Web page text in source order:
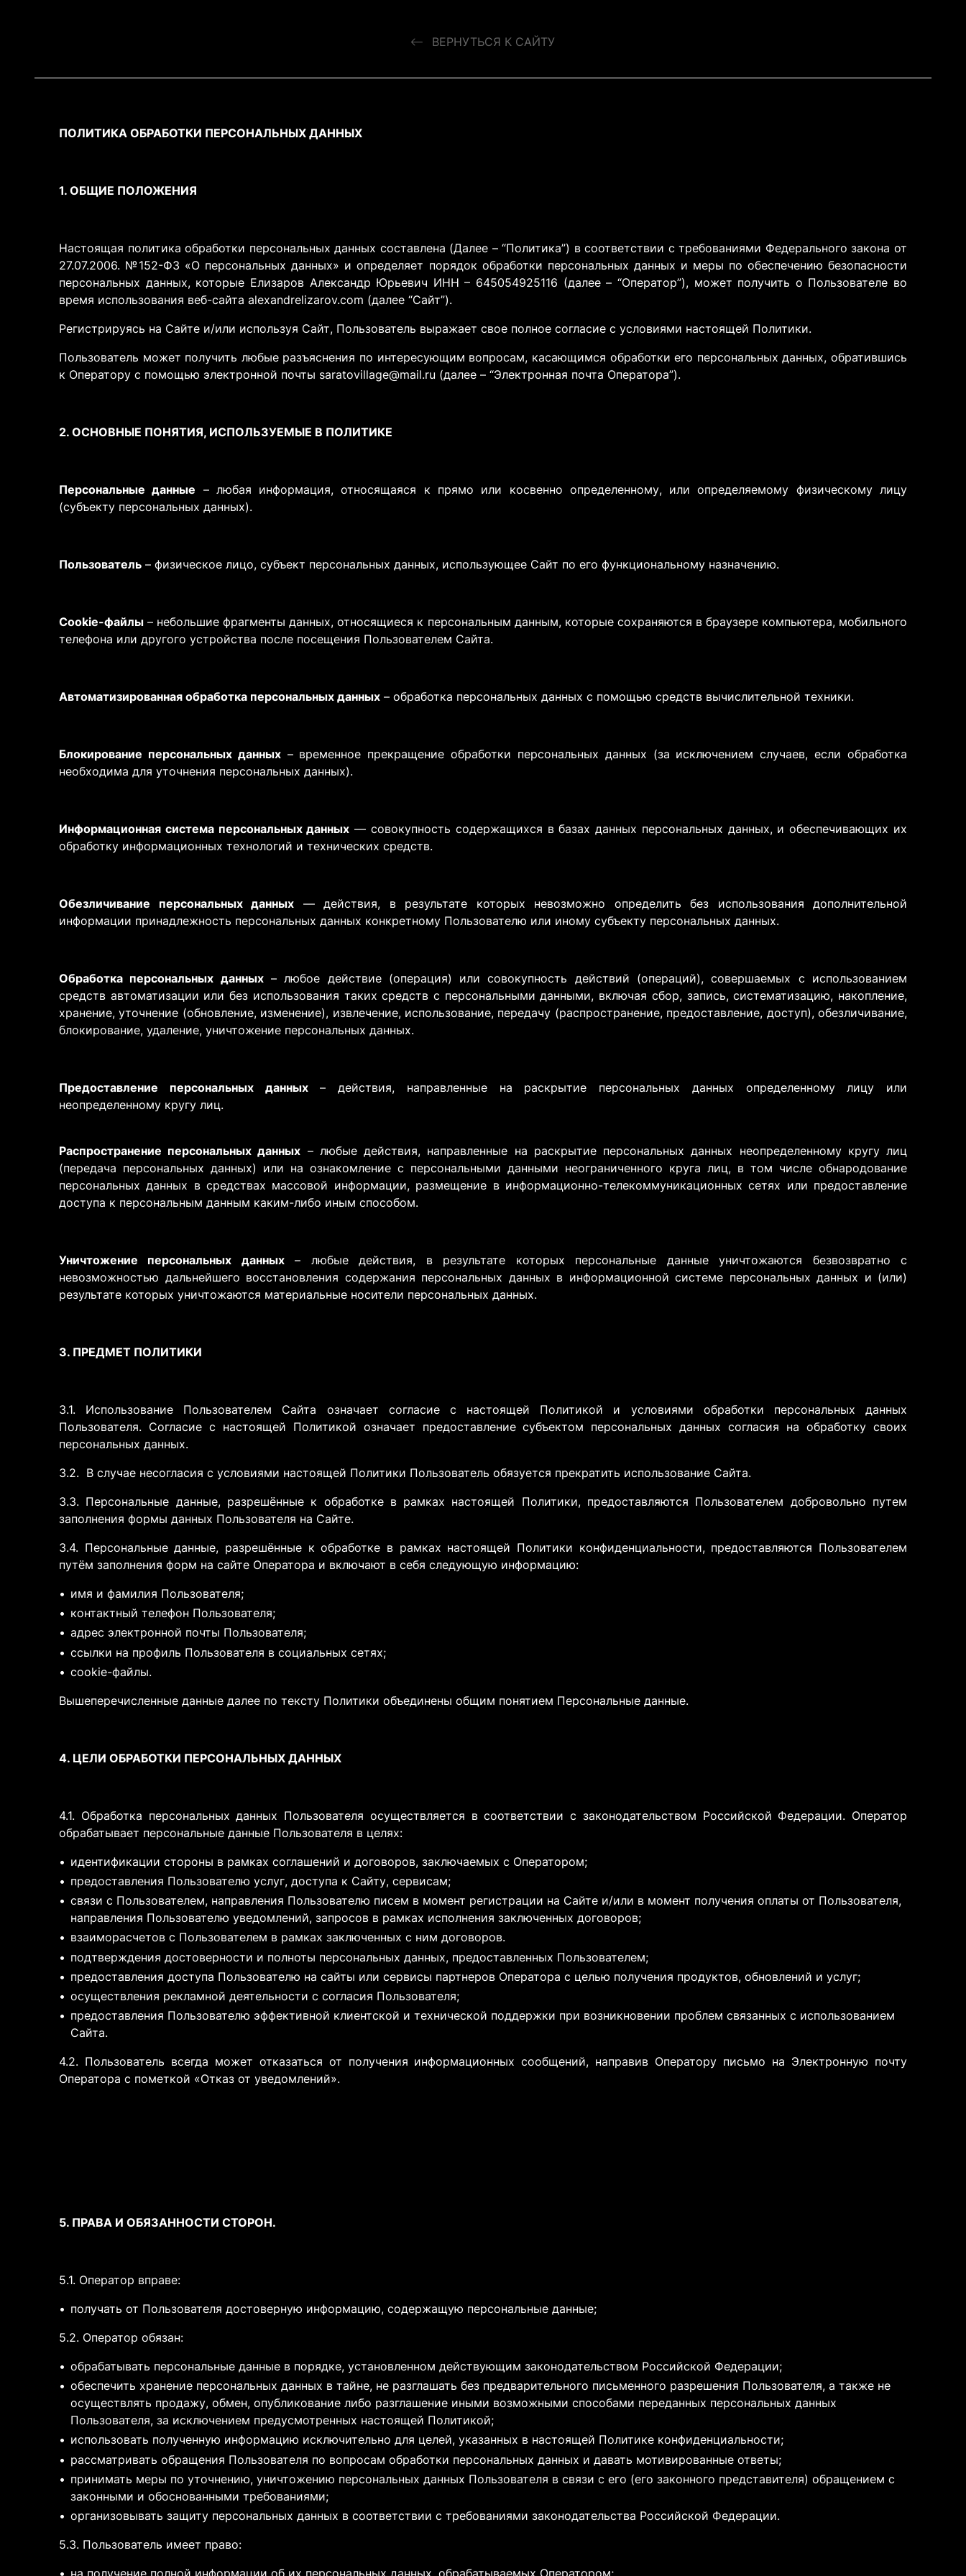
ВЕРНУТЬСЯ К САЙТУ
ПОЛИТИКА ОБРАБОТКИ ПЕРСОНАЛЬНЫХ ДАННЫХ
1. ОБЩИЕ ПОЛОЖЕНИЯ
Настоящая политика обработки персональных данных составлена (Далее – “Политика”) в соответствии с требованиями Федерального закона от
27.07.2006. №152-ФЗ «О персональных данных» и определяет порядок обработки персональных данных и меры по обеспечению безопасности
персональных данных, которые Елизаров Александр Юрьевич ИНН – 645054925116 (далее – “Оператор”), может получить о Пользователе во
время использования веб-сайта alexandrelizarov.com (далее “Сайт”).
Регистрируясь на Сайте и/или используя Сайт, Пользователь выражает свое полное согласие с условиями настоящей Политики.
Пользователь может получить любые разъяснения по интересующим вопросам, касающимся обработки его персональных данных, обратившись
к Оператору с помощью электронной почты saratovillage@mail.ru (далее – “Электронная почта Оператора”).
2. ОСНОВНЫЕ ПОНЯТИЯ, ИСПОЛЬЗУЕМЫЕ В ПОЛИТИКЕ
Персональные данные – любая информация, относящаяся к прямо или косвенно определенному, или определяемому физическому лицу
(субъекту персональных данных).
Пользователь – физическое лицо, субъект персональных данных, использующее Сайт по его функциональному назначению.
Cookie-файлы – небольшие фрагменты данных, относящиеся к персональным данным, которые сохраняются в браузере компьютера, мобильного
телефона или другого устройства после посещения Пользователем Сайта.
Автоматизированная обработка персональных данных – обработка персональных данных с помощью средств вычислительной техники.
Блокирование персональных данных– временное прекращение обработки персональных данных (за исключением случаев, если обработка
необходима для уточнения персональных данных).
Информационная система персональных данных — совокупность содержащихся в базах данных персональных данных, и обеспечивающих их
обработку информационных технологий и технических средств.
Обезличивание персональных данных — действия, в результате которых невозможно определить без использования дополнительной
информации принадлежность персональных данных конкретному Пользователю или иному субъекту персональных данных.
Обработка персональных данных– любое действие (операция) или совокупность действий (операций), совершаемых с использованием
средств автоматизации или без использования таких средств с персональными данными, включая сбор, запись, систематизацию, накопление,
хранение, уточнение (обновление, изменение), извлечение, использование, передачу (распространение, предоставление, доступ), обезличивание,
блокирование, удаление, уничтожение персональных данных.
Предоставление персональных данных– действия, направленные на раскрытие персональных данных определенному лицу или
неопределенному кругу лиц.
Распространение персональных данных – любые действия, направленные на раскрытие персональных данных неопределенному кругу лиц
(передача персональных данных) или на ознакомление с персональными данными неограниченного круга лиц, в том числе обнародование
персональных данных в средствах массовой информации, размещение в информационно-телекоммуникационных сетях или предоставление
доступа к персональным данным каким-либо иным способом.
Уничтожение персональных данных– любые действия, в результате которых персональные данные уничтожаются безвозвратно с
невозможностью дальнейшего восстановления содержания персональных данных в информационной системе персональных данных и (или)
результате которых уничтожаются материальные носители персональных данных.
3. ПРЕДМЕТ ПОЛИТИКИ
3.1. Использование Пользователем Сайта означает согласие с настоящей Политикой и условиями обработки персональных данных
Пользователя. Согласие с настоящей Политикой означает предоставление субъектом персональных данных согласия на обработку своих
персональных данных.
3.2. В случае несогласия с условиями настоящей Политики Пользователь обязуется прекратить использование Сайта.
3.3. Персональные данные, разрешённые к обработке в рамках настоящей Политики, предоставляются Пользователем добровольно путем
заполнения формы данных Пользователя на Сайте.
3.4. Персональные данные, разрешённые к обработке в рамках настоящей Политики конфиденциальности, предоставляются Пользователем
путём заполнения форм на сайте Оператора и включают в себя следующую информацию:
имя и фамилия Пользователя;
контактный телефон Пользователя;
адрес электронной почты Пользователя;
ссылки на профиль Пользователя в социальных сетях;
cookie-файлы.
Вышеперечисленные данные далее по тексту Политики объединены общим понятием Персональные данные.
4. ЦЕЛИ ОБРАБОТКИ ПЕРСОНАЛЬНЫХ ДАННЫХ
4.1. Обработка персональных данных Пользователя осуществляется в соответствии с законодательством Российской Федерации. Оператор
обрабатывает персональные данные Пользователя в целях:
идентификации стороны в рамках соглашений и договоров, заключаемых с Оператором;
предоставления Пользователю услуг, доступа к Сайту, сервисам;
связи с Пользователем, направления Пользователю писем в момент регистрации на Сайте и/или в момент получения оплаты от Пользователя,
направления Пользователю уведомлений, запросов в рамках исполнения заключенных договоров;
взаиморасчетов с Пользователем в рамках заключенных с ним договоров.
подтверждения достоверности и полноты персональных данных, предоставленных Пользователем;
предоставления доступа Пользователю на сайты или сервисы партнеров Оператора с целью получения продуктов, обновлений и услуг;
осуществления рекламной деятельности с согласия Пользователя;
предоставления Пользователю эффективной клиентской и технической поддержки при возникновении проблем связанных с использованием
Сайта.
4.2. Пользователь всегда может отказаться от получения информационных сообщений, направив Оператору письмо на Электронную почту
Оператора с пометкой «Отказ от уведомлений».
5. ПРАВА И ОБЯЗАННОСТИ СТОРОН.
5.1. Оператор вправе:
получать от Пользователя достоверную информацию, содержащую персональные данные;
5.2. Оператор обязан:
обрабатывать персональные данные в порядке, установленном действующим законодательством Российской Федерации;
обеспечить хранение персональных данных в тайне, не разглашать без предварительного письменного разрешения Пользователя, а также не
осуществлять продажу, обмен, опубликование либо разглашение иными возможными способами переданных персональных данных
Пользователя, за исключением предусмотренных настоящей Политикой;
использовать полученную информацию исключительно для целей, указанных в настоящей Политике конфиденциальности;
рассматривать обращения Пользователя по вопросам обработки персональных данных и давать мотивированные ответы;
принимать меры по уточнению, уничтожению персональных данных Пользователя в связи с его (его законного представителя) обращением с
законными и обоснованными требованиями;
организовывать защиту персональных данных в соответствии с требованиями законодательства Российской Федерации.
5.3. Пользователь имеет право:
на получение полной информации об их персональных данных, обрабатываемых Оператором;